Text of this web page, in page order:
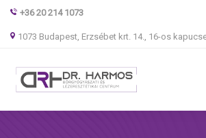
+36 20 214 1073
1073 Budapest, Erzsébet krt. 14., 16-os